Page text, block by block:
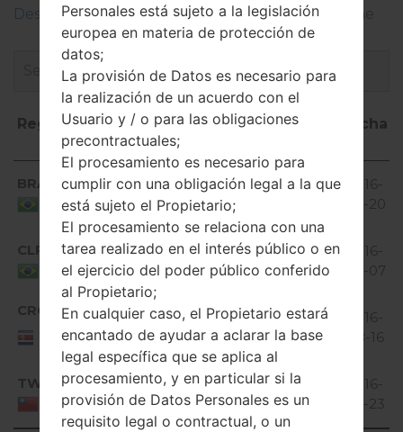
Descripciones de regiones firmwares de LG Phone
Región
Nombre de
archivo
OS Talla Fecha
Región
Nombre de
archivo
OS Talla
BRA
Brazil
H955A15a_00.kdz
Android
5.0.x
Lollipop
1.49
2016-
07-20
CLR
Brazil
H955A10a_02.kdz
Android
5.0.x
Lollipop
1.51
GiB
2016-
07-07
CRO
Costa
Rica
H955A15a_00.kdz
Android
5.0.x
Lollipop
1.49
GiB
2016-
08-16
TWN
Taiwan
H955A15A_00.kdz
Android
5.0.x
Lollipop
1.48
GiB
2016-
07-23
Personales está sujeto a la legislación
europea en materia de protección de
datos;
La provisión de Datos es necesario para
la realización de un acuerdo con el
Usuario y / o para las obligaciones
precontractuales;
El procesamiento es necesario para
cumplir con una obligación legal a la que
está sujeto el Propietario;
El procesamiento se relaciona con una
tarea realizado en el interés público o en
el ejercicio del poder público conferido
al Propietario;
En cualquier caso, el Propietario estará
encantado de ayudar a aclarar la base
legal específica que se aplica al
procesamiento, y en particular si la
provisión de Datos Personales es un
requisito legal o contractual, o un